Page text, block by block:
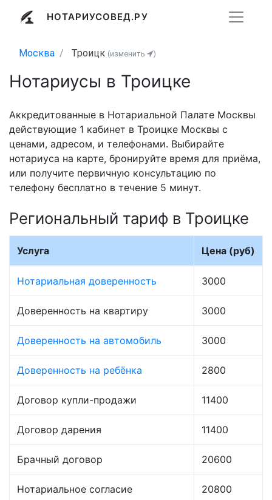
НОТАРИУСОВЕД.РУ
Москва Троицк (изменить )
Нотариусы в Троицке
Аккредитованные в Нотариальной Палате Москвы
действующие 1 кабинет в Троицке Москвы с
ценами, адресом, и телефонами. Выбирайте
нотариуса на карте, бронируйте время для приёма,
или получите первичную консультацию по
телефону бесплатно в течение 5 минут.
Региональный тариф в Троицке
Услуга Цена (руб)
Нотариальная доверенность 3000
Доверенность на квартиру 3000
Доверенность на автомобиль 3000
Доверенность на ребёнка 2800
Договор купли-продажи 11400
Договор дарения 11400
Брачный договор 20600
Нотариальное согласие 20800